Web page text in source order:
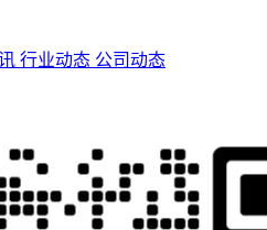
行业动态 公司动态